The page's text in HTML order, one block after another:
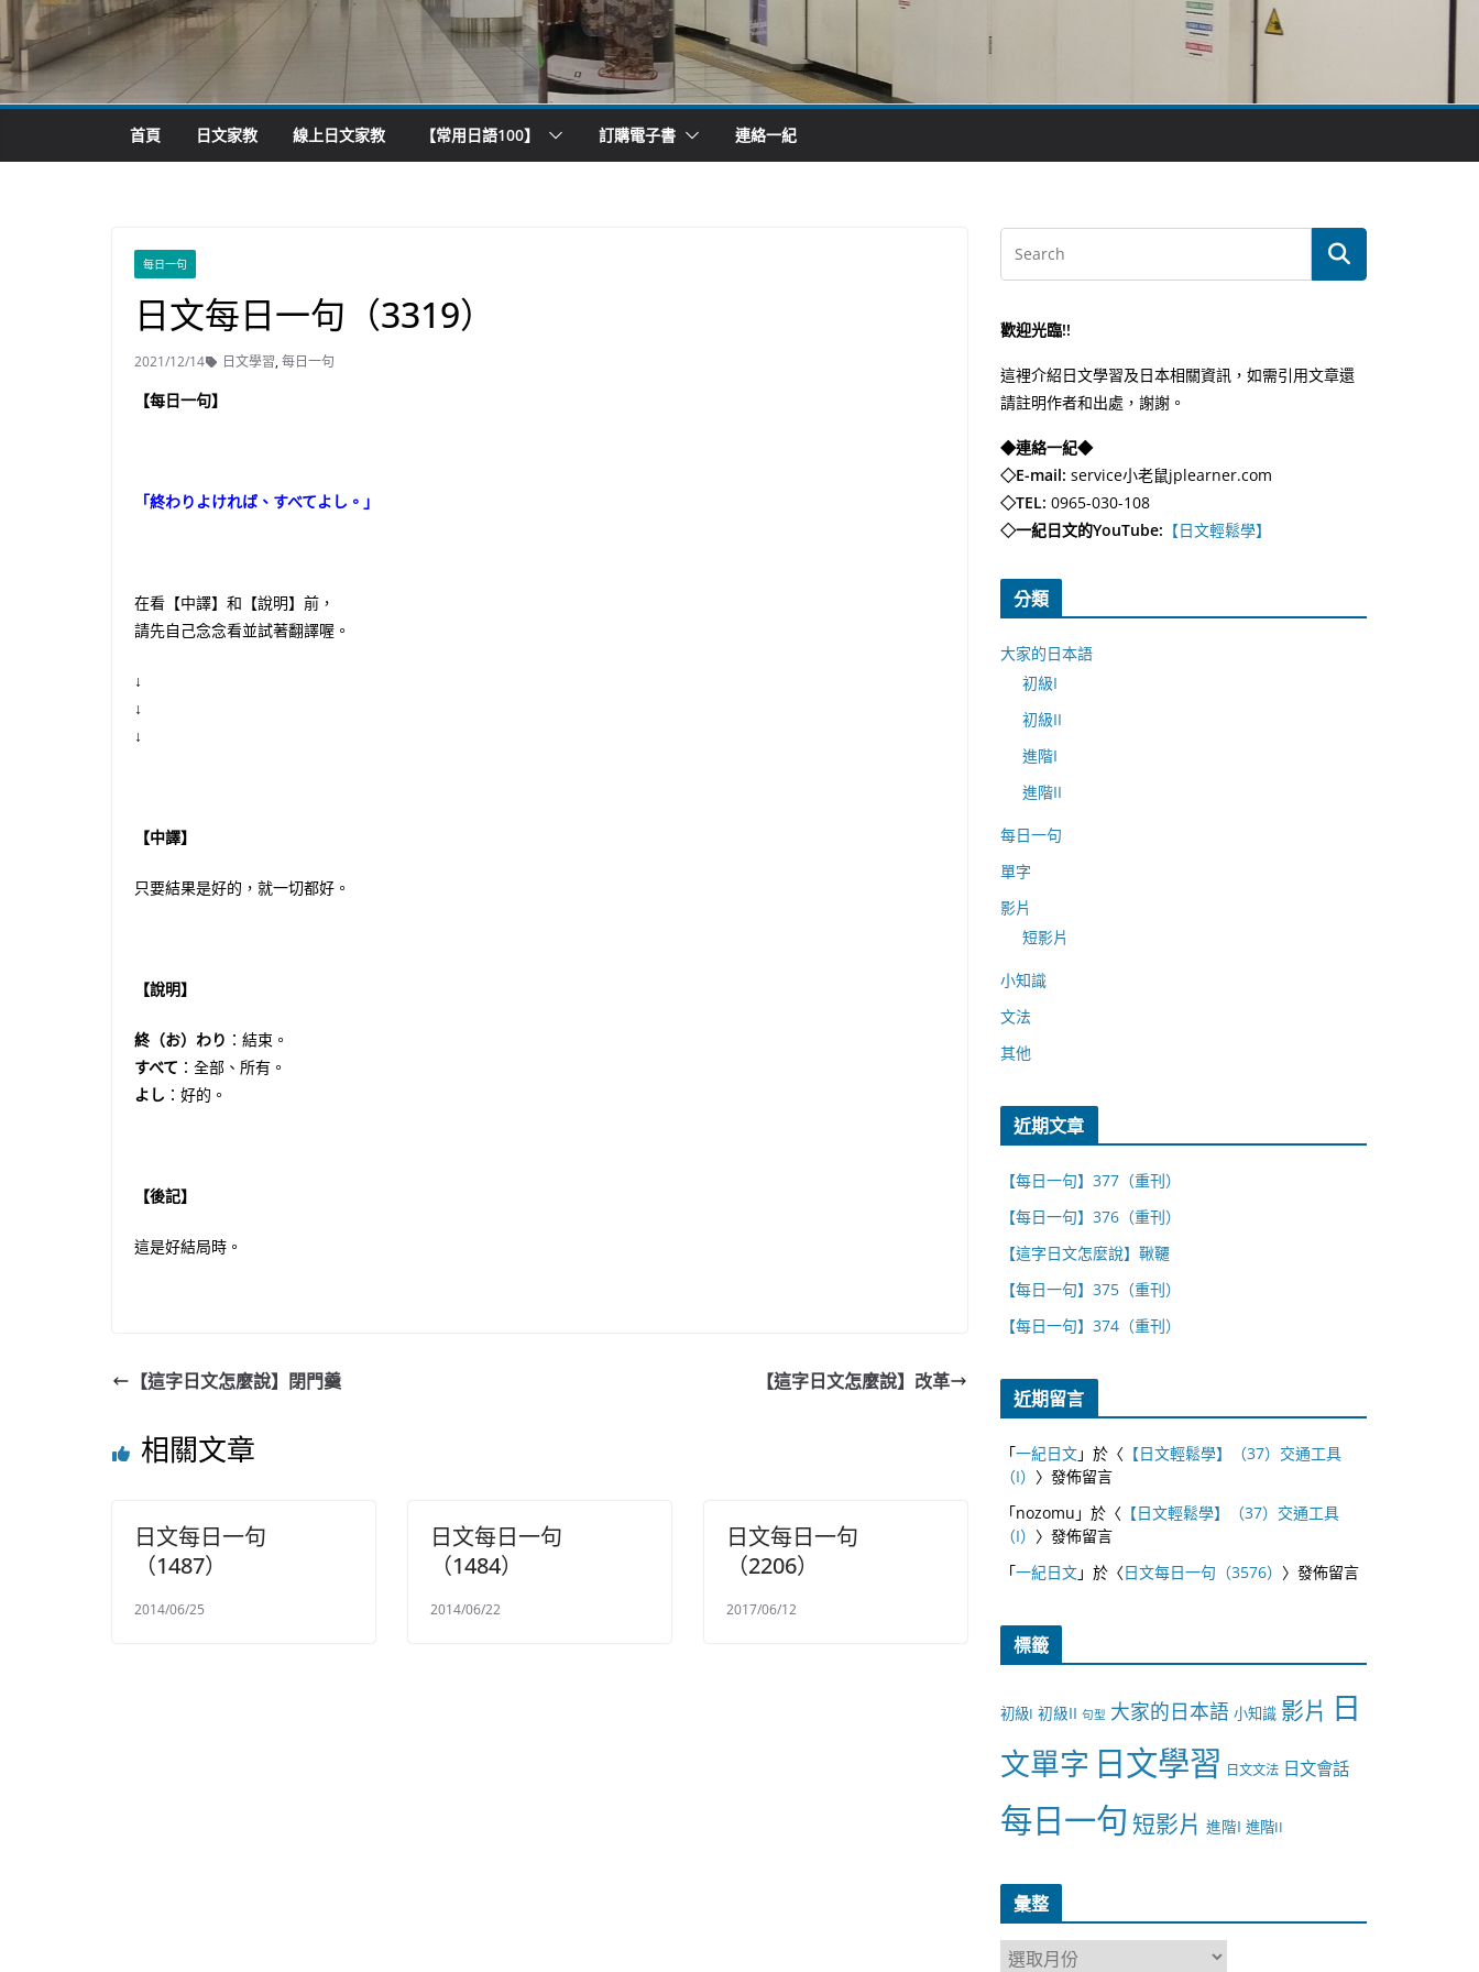
首頁 日文家教 線上日文家教 【常用日語100】 訂購電子書 連絡一紀
每日一句
日文每日一句（3319）
2021/12/14 日文學習,每日一句
【每日一句】
「終わりよければ、すべてよし。」
在看【中譯】和【說明】前，
請先自己念念看並試著翻譯喔。
↓
↓
↓
【中譯】
只要結果是好的，就一切都好。
【說明】
終（お）わり ：結束。
すべて ：全部、所有。
よし ：好的。
【後記】
這是好結局時。
【這字日文怎麼說】閉門羹 【這字日文怎麼說】改革
相關文章
日文每日一句
（1487）
2014/06/25
日文每日一句
（1484）
2014/06/22
日文每日一句
（2206）
2017/06/12
歡迎光臨!!
這裡介紹日文學習及日本相關資訊，如需引用文章還
請註明作者和出處，謝謝。
◆連絡一紀◆
◇E-mail: service小老鼠jplearner.com
◇TEL: 0965-030-108
◇一紀日文的YouTube: 【日文輕鬆學】
分類
大家的日本語
初級I
初級II
進階I
進階II
每日一句
單字
影片
短影片
小知識
文法
其他
近期文章
【每日一句】377（重刊）
【每日一句】376（重刊）
【這字日文怎麼說】鞦韆
【每日一句】375（重刊）
【每日一句】374（重刊）
近期留言
「一紀日文」於〈 【日文輕鬆學】（37）交通工具
（I） 〉發佈留言
「nozomu 」於〈 【日文輕鬆學】（37）交通工具
（I） 〉發佈留言
「一紀日文」於〈日文每日一句（3576） 〉發佈留言
標籤
初級I 初級II 句型 大家的日本語 小知識 影片 日
文單字 日文學習 日文文法 日文會話
每日一句 短影片 進階I 進階II
彙整
彙